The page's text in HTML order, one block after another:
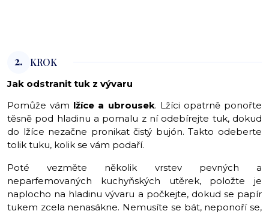
2. KROK
Jak odstranit tuk z vývaru
Pomůže vám lžíce a ubrousek. Lžíci opatrně ponořte
těsně pod hladinu a pomalu z ní odebírejte tuk, dokud
do lžíce nezačne pronikat čistý bujón. Takto odeberte
tolik tuku, kolik se vám podaří.
Poté vezměte několik vrstev pevných a
neparfemovaných kuchyňských utěrek, položte je
naplocho na hladinu vývaru a počkejte, dokud se papír
tukem zcela nenasákne. Nemusíte se bát, neponoří se,